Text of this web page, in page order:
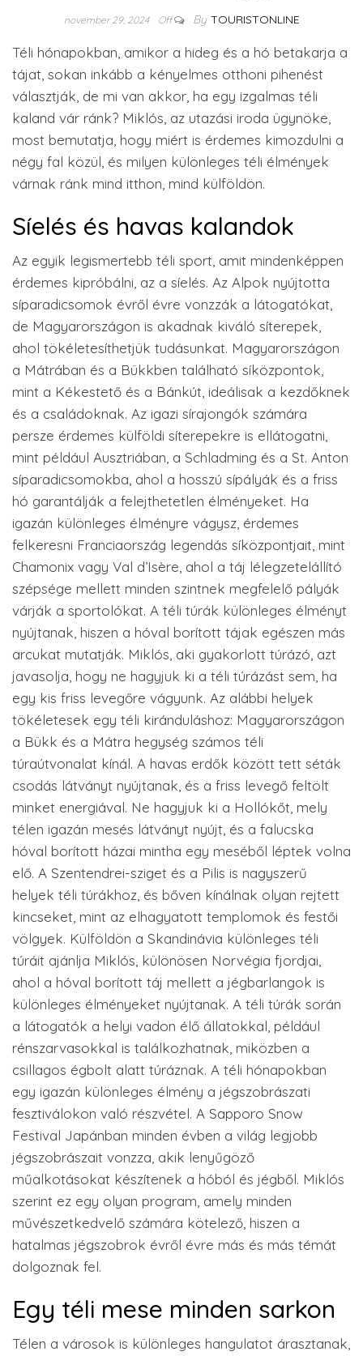
november 29, 2024 Off By TOURISTONLINE
Téli hónapokban, amikor a hideg és a hó betakarja a
tájat, sokan inkább a kényelmes otthoni pihenést
választják, de mi van akkor, ha egy izgalmas téli
kaland vár ránk? Miklós, az utazási iroda ügynöke,
most bemutatja, hogy miért is érdemes kimozdulni a
négy fal közül, és milyen különleges téli élmények
várnak ránk mind itthon, mind külföldön.
Síelés és havas kalandok
Az egyik legismertebb téli sport, amit mindenképpen
érdemes kipróbálni, az a síelés. Az Alpok nyújtotta
síparadicsomok évről évre vonzzák a látogatókat,
de Magyarországon is akadnak kiváló síterepek,
ahol tökéletesíthetjük tudásunkat. Magyarországon
a Mátrában és a Bükkben található síközpontok,
mint a Kékestető és a Bánkút, ideálisak a kezdőknek
és a családoknak. Az igazi sírajongók számára
persze érdemes külföldi síterepekre is ellátogatni,
mint például Ausztriában, a Schladming és a St. Anton
síparadicsomokba, ahol a hosszú sípályák és a friss
hó garantálják a felejthetetlen élményeket. Ha
igazán különleges élményre vágysz, érdemes
felkeresni Franciaország legendás síközpontjait, mint
Chamonix vagy Val d’Isère, ahol a táj lélegzetelállító
szépsége mellett minden szintnek megfelelő pályák
várják a sportolókat. A téli túrák különleges élményt
nyújtanak, hiszen a hóval borított tájak egészen más
arcukat mutatják. Miklós, aki gyakorlott túrázó, azt
javasolja, hogy ne hagyjuk ki a téli túrázást sem, ha
egy kis friss levegőre vágyunk. Az alábbi helyek
tökéletesek egy téli kiránduláshoz: Magyarországon
a Bükk és a Mátra hegység számos téli
túraútvonalat kínál. A havas erdők között tett séták
csodás látványt nyújtanak, és a friss levegő feltölt
minket energiával. Ne hagyjuk ki a Hollókőt, mely
télen igazán mesés látványt nyújt, és a falucska
hóval borított házai mintha egy meséből léptek volna
elő. A Szentendrei-sziget és a Pilis is nagyszerű
helyek téli túrákhoz, és bőven kínálnak olyan rejtett
kincseket, mint az elhagyatott templomok és festői
völgyek. Külföldön a Skandinávia különleges téli
túráit ajánlja Miklós, különösen Norvégia fjordjai,
ahol a hóval borított táj mellett a jégbarlangok is
különleges élményeket nyújtanak. A téli túrák során
a látogatók a helyi vadon élő állatokkal, például
rénszarvasokkal is találkozhatnak, miközben a
csillagos égbolt alatt túráznak. A téli hónapokban
egy igazán különleges élmény a jégszobrászati
fesztiválokon való részvétel. A Sapporo Snow
Festival Japánban minden évben a világ legjobb
jégszobrászait vonzza, akik lenyűgöző
műalkotásokat készítenek a hóból és jégből. Miklós
szerint ez egy olyan program, amely minden
művészetkedvelő számára kötelező, hiszen a
hatalmas jégszobrok évről évre más és más témát
dolgoznak fel.
Egy téli mese minden sarkon
Télen a városok is különleges hangulatot árasztanak,